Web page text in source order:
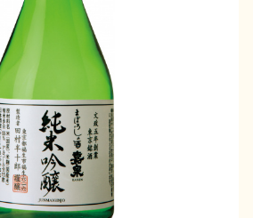
地酒カタログ
地酒解体新書